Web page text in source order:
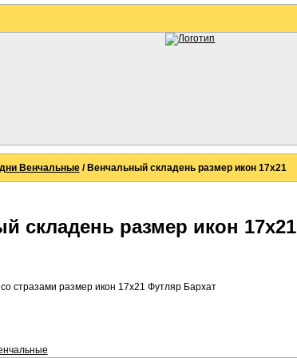
Венчальные/ Венчальный складень размер икон 17х21
складень размер икон 17х21
стразами размер икон 17х21 Футляр Бархат